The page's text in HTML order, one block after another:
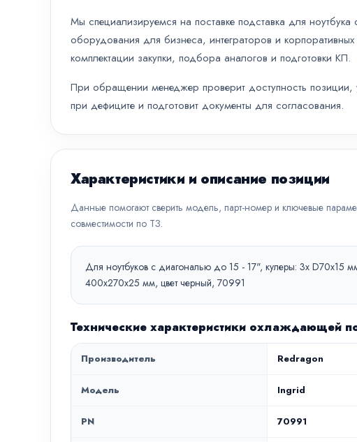
Мы специализируемся на поставке подставка для
оборудования для бизнеса, интеграторов и
комплектации закупки, подбора аналогов и подготовки КП.
При обращении менеджер проверит доступность позиции,
при дефиците и подготовит документы для согласования.
Характеристики и описание позиции
Данные помогают сверить модель, парт-номер и ключевые
совместимости по ТЗ.
Для ноутбуков с диагональю до 15 - 17", кулеры: 3x D70x15
400x270x25 мм, цвет черный, 70991
Технические характеристики охлаждающей
Производитель Redragon
Модель Ingrid
PN 70991